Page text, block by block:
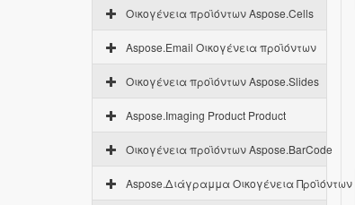
Οικογένεια προϊόντων Aspose.Cells
Aspose.Email Οικογένεια προϊόντων
Οικογένεια προϊόντων Aspose.Slides
Aspose.Imaging Product Product
Οικογένεια προϊόντων Aspose.BarCode
Aspose.Διάγραμμα Οικογένεια Προϊόντων